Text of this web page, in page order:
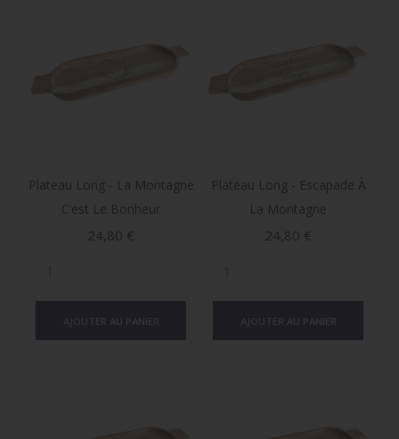
Plateau Long - La Montagne
C’est Le Bonheur
Prix
24,80 €
Plateau Long - Escapade À
La Montagne
Prix
24,80 €